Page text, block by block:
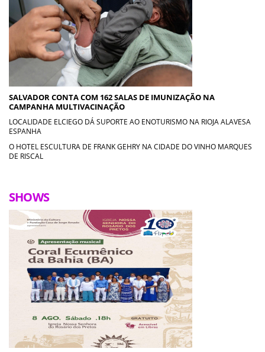
SALVADOR CONTA COM 162 SALAS DE IMUNIZAÇÃO NA
CAMPANHA MULTIVACINAÇÃO
LOCALIDADE ELCIEGO DÁ SUPORTE AO ENOTURISMO NA RIOJA ALAVESA
ESPANHA
O HOTEL ESCULTURA DE FRANK GEHRY NA CIDADE DO VINHO MARQUES
DE RISCAL
SHOWS